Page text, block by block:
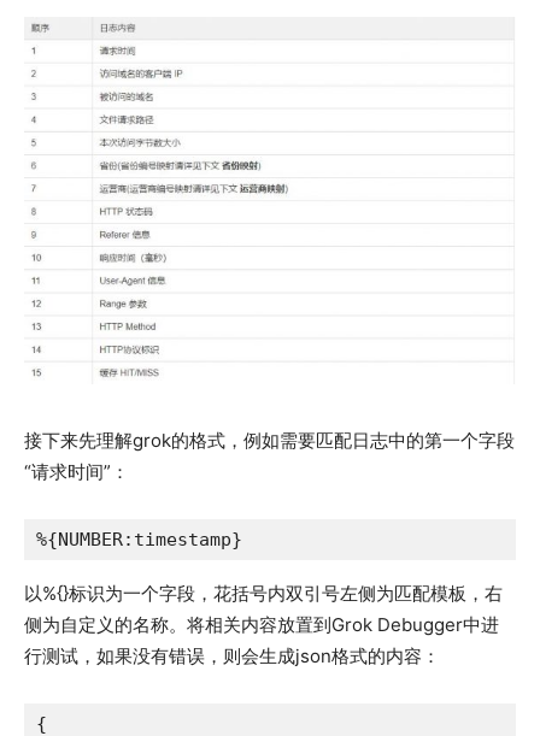
接下来先理解grok的格式，例如需要匹配日志中的第一个字段
“请求时间”：
%{NUMBER:timestamp}
以%{}标识为一个字段，花括号内双引号左侧为匹配模板，右
侧为自定义的名称。将相关内容放置到Grok Debugger中进
行测试，如果没有错误，则会生成json格式的内容：
{